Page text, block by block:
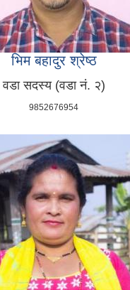
भिम बहादुर श्रेष्ठ
वडा सदस्य (वडा नं. २)
9852676954